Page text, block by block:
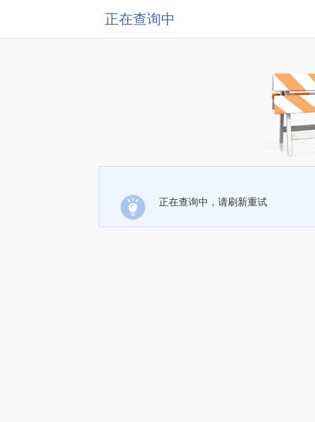
正在查询中
正在查询中，请刷新重试